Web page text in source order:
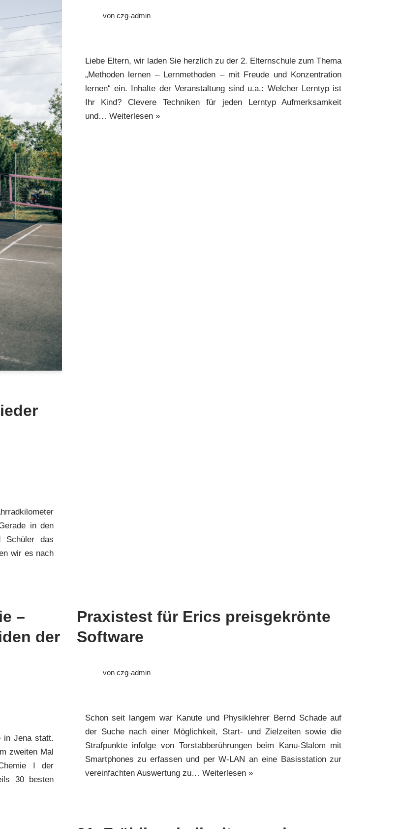
in den
Schüler das
wir es nach
von czg-admin
Liebe Eltern, wir laden Sie herzlich zu der 2. Elternschule zum Thema
„Methoden lernen – Lernmethoden – mit Freude und Konzentration
lernen“ ein. Inhalte der Veranstaltung sind u.a.: Welcher Lerntyp ist
Ihr Kind? Clevere Techniken für jeden Lerntyp Aufmerksamkeit
und… Weiterlesen »
–
der
in Jena statt.
zweiten Mal
I der
30 besten
Praxistest für Erics preisgekrönte
Software
von czg-admin
Schon seit langem war Kanute und Physiklehrer Bernd Schade auf
der Suche nach einer Möglichkeit, Start- und Zielzeiten sowie die
Strafpunkte infolge von Torstabberührungen beim Kanu-Slalom mit
Smartphones zu erfassen und per W-LAN an eine Basisstation zur
vereinfachten Auswertung zu… Weiterlesen »